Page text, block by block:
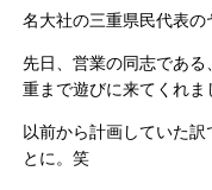
名大社の三重県民代表の
先日、営業の同志であ
重まで遊びに来てくれま
以前から計画していた
とに。笑